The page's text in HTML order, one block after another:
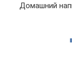
Домашний